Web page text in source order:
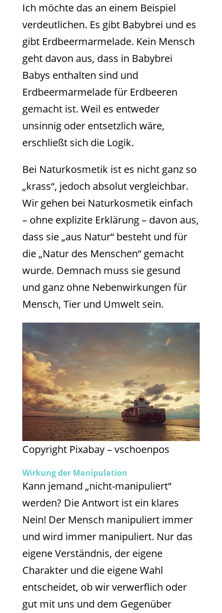
Ich möchte das an einem Beispiel
verdeutlichen. Es gibt Babybrei und es
gibt Erdbeermarmelade. Kein Mensch
geht davon aus, dass in Babybrei
Babys enthalten sind und
Erdbeermarmelade für Erdbeeren
gemacht ist. Weil es entweder
unsinnig oder entsetzlich wäre,
erschließt sich die Logik.
Bei Naturkosmetik ist es nicht ganz so
„krass“, jedoch absolut vergleichbar.
Wir gehen bei Naturkosmetik einfach
– ohne explizite Erklärung – davon aus,
dass sie „aus Natur“ besteht und für
die „Natur des Menschen“ gemacht
wurde. Demnach muss sie gesund
und ganz ohne Nebenwirkungen für
Mensch, Tier und Umwelt sein.
Copyright Pixabay – vschoenpos
Wirkung der Manipulation
Kann jemand „nicht-manipuliert“
werden? Die Antwort ist ein klares
Nein! Der Mensch manipuliert immer
und wird immer manipuliert. Nur das
eigene Verständnis, der eigene
Charakter und die eigene Wahl
entscheidet, ob wir verwerflich oder
gut mit uns und dem Gegenüber